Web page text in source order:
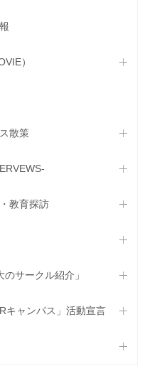
）
散策
教育探訪
サークル紹介」
キャンパス」活動宣言